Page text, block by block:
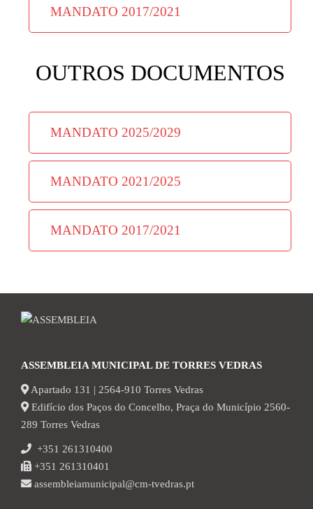
MANDATO 2017/2021
OUTROS DOCUMENTOS
MANDATO 2025/2029
MANDATO 2021/2025
MANDATO 2017/2021
ASSEMBLEIA MUNICIPAL DE TORRES VEDRAS
Apartado 131 | 2564-910 Torres Vedras
Edifício dos Paços do Concelho, Praça do Município 2560-
289 Torres Vedras
+351 261310400
+351 261310401
assembleiamunicipal@cm-tvedras.pt